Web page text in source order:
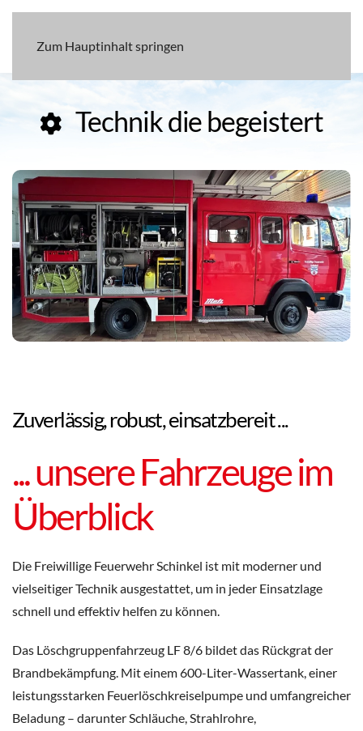
Zum Hauptinhalt springen
Technik die begeistert
Zuverlässig, robust, einsatzbereit ...
... unsere Fahrzeuge im
Überblick
Die Freiwillige Feuerwehr Schinkel ist mit moderner und
vielseitiger Technik ausgestattet, um in jeder Einsatzlage
schnell und effektiv helfen zu können.
Das Löschgruppenfahrzeug LF 8/6 bildet das Rückgrat der
Brandbekämpfung. Mit einem 600-Liter-Wassertank, einer
leistungsstarken Feuerlöschkreiselpumpe und umfangreicher
Beladung – darunter Schläuche, Strahlrohre,